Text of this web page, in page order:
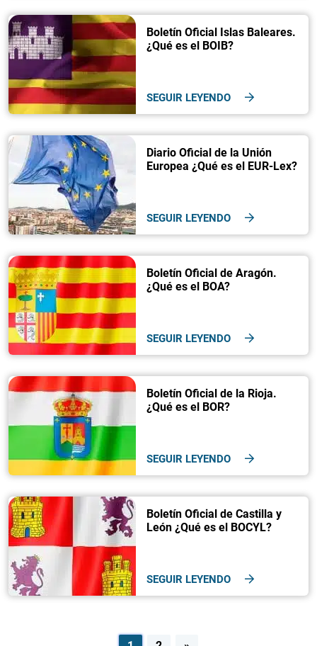
Boletín Oficial Islas Baleares.
¿Qué es el BOIB?
SEGUIR LEYENDO
Diario Oficial de la Unión
Europea ¿Qué es el EUR-Lex?
SEGUIR LEYENDO
Boletín Oficial de Aragón.
¿Qué es el BOA?
SEGUIR LEYENDO
Boletín Oficial de la Rioja.
¿Qué es el BOR?
SEGUIR LEYENDO
Boletín Oficial de Castilla y
León ¿Qué es el BOCYL?
SEGUIR LEYENDO